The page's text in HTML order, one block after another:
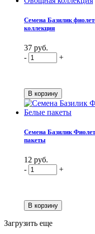
Семена Базилик
коллекция
37 руб.
-
+
Семена Базилик
пакеты
12 руб.
-
+
Загрузить еще